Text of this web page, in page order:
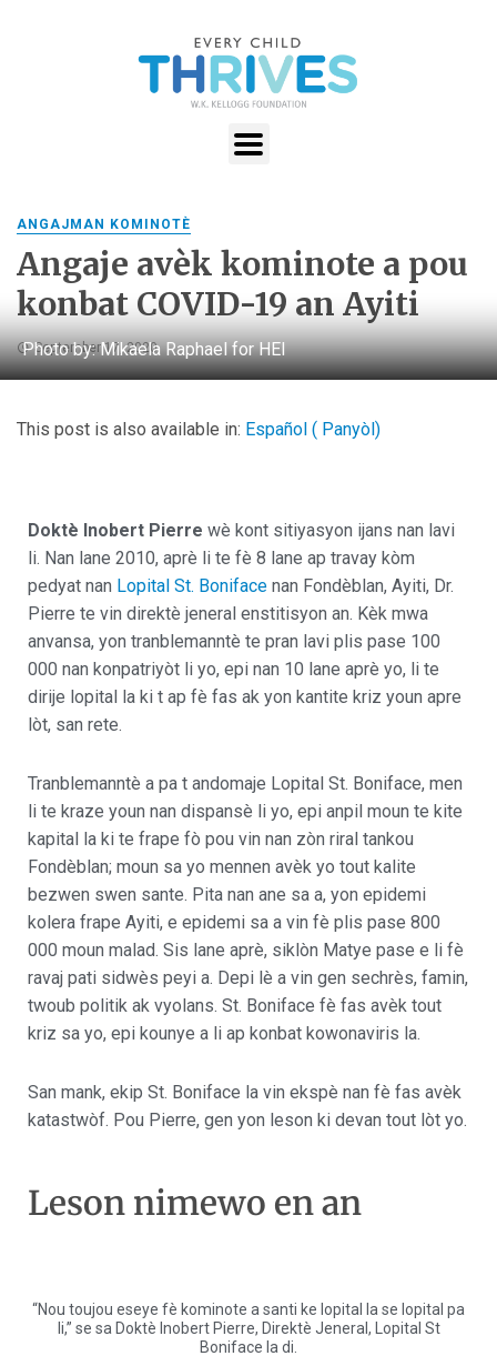
ANGAJMAN KOMINOTÈ
Angaje avèk kominote a pou
konbat COVID-19 an Ayiti
September 17, 2020
Photo by: Mikaela Raphael for HEI
This post is also available in: Español ( Panyòl)
Doktè Inobert Pierre wè kont sitiyasyon ijans nan lavi
li. Nan lane 2010, aprè li te fè 8 lane ap travay kòm
pedyat nan Lopital St. Boniface nan Fondèblan, Ayiti, Dr.
Pierre te vin direktè jeneral enstitisyon an. Kèk mwa
anvansa, yon tranblemanntè te pran lavi plis pase 100
000 nan konpatriyòt li yo, epi nan 10 lane aprè yo, li te
dirije lopital la ki t ap fè fas ak yon kantite kriz youn apre
lòt, san rete.
Tranblemanntè a pa t andomaje Lopital St. Boniface, men
li te kraze youn nan dispansè li yo, epi anpil moun te kite
kapital la ki te frape fò pou vin nan zòn riral tankou
Fondèblan; moun sa yo mennen avèk yo tout kalite
bezwen swen sante. Pita nan ane sa a, yon epidemi
kolera frape Ayiti, e epidemi sa a vin fè plis pase 800
000 moun malad. Sis lane aprè, siklòn Matye pase e li fè
ravaj pati sidwès peyi a. Depi lè a vin gen sechrès, famin,
twoub politik ak vyolans. St. Boniface fè fas avèk tout
kriz sa yo, epi kounye a li ap konbat kowonaviris la.
San mank, ekip St. Boniface la vin ekspè nan fè fas avèk
katastwòf. Pou Pierre, gen yon leson ki devan tout lòt yo.
Leson nimewo en an
“Nou toujou eseye fè kominote a santi ke lopital la se lopital pa
li,” se sa Doktè Inobert Pierre, Direktè Jeneral, Lopital St
Boniface la di.